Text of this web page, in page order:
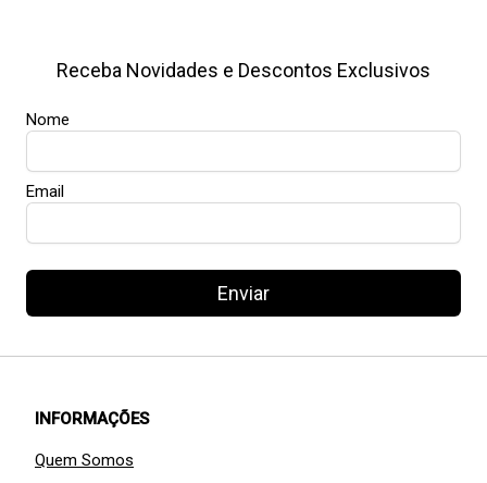
Receba Novidades e Descontos Exclusivos
Nome
Email
Enviar
INFORMAÇÕES
Quem Somos